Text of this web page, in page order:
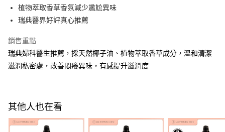
街口支付
Google Pay
全盈+PAY
【關於「AFTEE先享後付」】
AFTEE先享後付是「在收到商品之後才付款」的支付方式。 讓您購物簡單
便利好安心！
ATM付款
植物萃取香草香氛減少尷尬異味
瑞典醫界好評真心推薦
銷售重點
瑞典婦科醫生推薦，採天然椰子油、植物萃取香草成分，溫和清潔
滋潤私密處，改善悶癢異味，有感提升滋潤度
其他人也在看